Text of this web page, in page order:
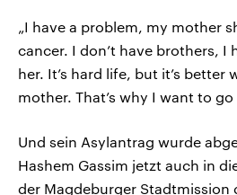
„I have a problem, my mother
cancer. I don’t have brothers, I
her. It’s hard life, but it’s better
mother. That’s why I want to go
Und sein Asylantrag wurde
Hashem Gassim jetzt auch in
der Magdeburger Stadtmission